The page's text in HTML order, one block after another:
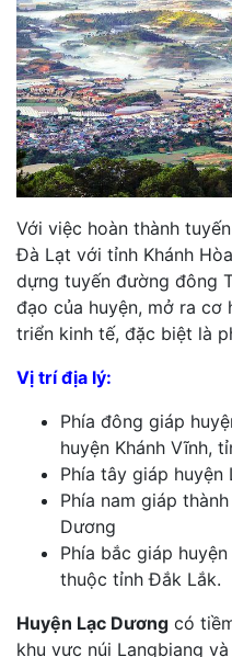
Với việc hoàn thành
Đà Lạt với tỉnh Khánh
dựng tuyến đường đông
đạo của huyện, mở ra cơ
triển kinh tế, đặc biệt là
Vị trí địa lý:
Phía đông giáp
huyện Khánh Vĩnh,
Phía tây giáp huyện
Phía nam giáp
Dương
Phía bắc giáp
thuộc tỉnh Đắk Lắk.
Huyện Lạc Dương có
khu vực núi Langbiang